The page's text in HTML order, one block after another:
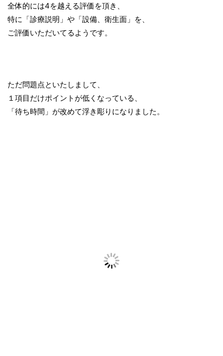
全体的には4を越える評価を頂き、
特に「診療説明」や「設備、衛生面」を、
ご評価いただいてるようです。
ただ問題点といたしまして、
１項目だけポイントが低くなっている、
「待ち時間」が改めて浮き彫りになりました。